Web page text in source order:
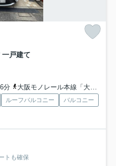
戸建て
分
大阪モノレール本線「大日」駅 徒歩26分
ルーフバルコニー
バルコニー
トも確保